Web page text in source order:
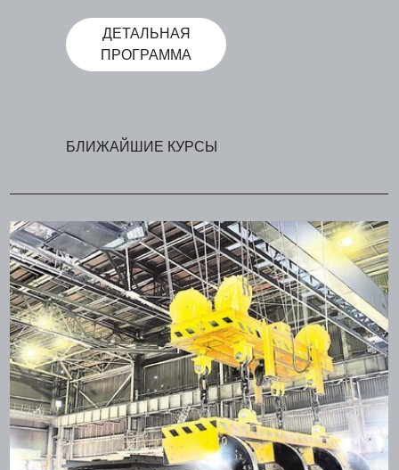
ДЕТАЛЬНАЯ
ПРОГРАММА
БЛИЖАЙШИЕ КУРСЫ